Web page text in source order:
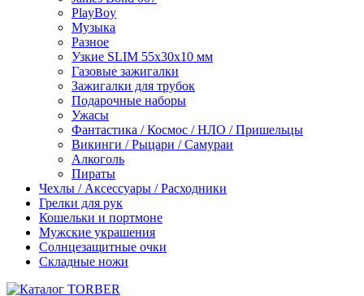
PlayBoy
Музыка
Разное
Узкие SLIM 55x30x10 мм
Газовые зажигалки
Зажигалки для трубок
Подарочные наборы
Ужасы
Фантастика / Космос / НЛО / Пришельцы
Викинги / Рыцари / Самураи
Алкоголь
Пираты
Чехлы / Аксессуары / Расходники
Грелки для рук
Кошельки и портмоне
Мужские украшения
Солнцезащитные очки
Складные ножи